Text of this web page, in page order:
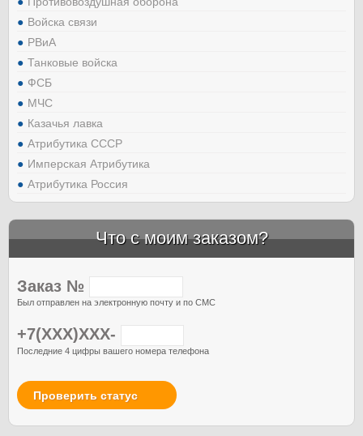
Войска связи
РВиА
Танковые войска
ФСБ
МЧС
Казачья лавка
Атрибутика СССР
Имперская Атрибутика
Атрибутика Россия
Что с моим заказом?
Заказ №
Был отправлен на электронную почту и по СМС
+7(XXX)XXX-
Последние 4 цифры вашего номера телефона
Проверить статус